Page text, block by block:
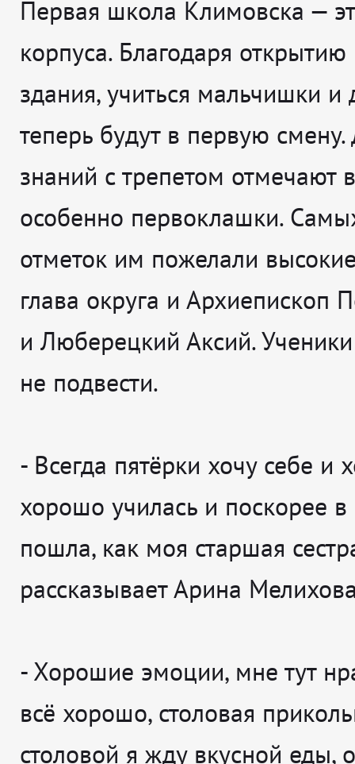
Первая школа Климовска —
корпуса. Благодаря открытию
здания, учиться мальчишки и
теперь будут в первую смену.
знаний с трепетом отмечают
особенно первоклашки.
отметок им пожелали
глава округа и Архиепископ
и Люберецкий Аксий.
не подвести.
- Всегда пятёрки хочу себе и
хорошо училась и поскорее в
пошла, как моя старшая
рассказываетАрина
-Хорошие эмоции, мне тут
всё хорошо, столовая
столовой я жду вкусной еды,